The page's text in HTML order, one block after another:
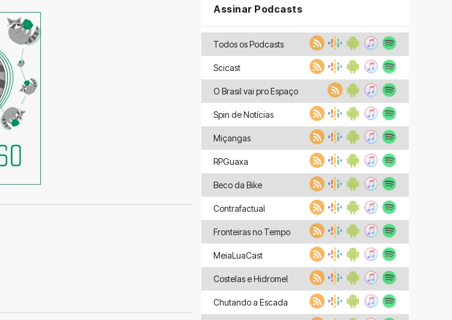
Assinar Podcasts
Todos os Podcasts
Scicast
O Brasil vai pro Espaço
Spin de Notícias
Miçangas
RPGuaxa
Beco da Bike
Contrafactual
Fronteiras no Tempo
MeiaLuaCast
Costelas e Hidromel
Chutando a Escada